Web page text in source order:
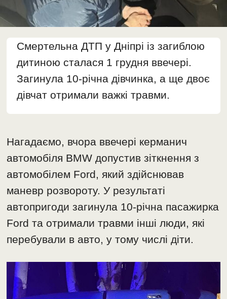
Смертельна ДТП у Дніпрі із загиблою
дитиною сталася 1 грудня ввечері.
Загинула 10-річна дівчинка, а ще двоє
дівчат отримали важкі травми.
Нагадаємо, вчора ввечері керманич
автомобіля BMW допустив зіткнення з
автомобілем Ford, який здійснював
маневр розвороту. У результаті
автопригоди загинула 10-річна пасажирка
Ford та отримали травми інші люди, які
перебували в авто, у тому числі діти.